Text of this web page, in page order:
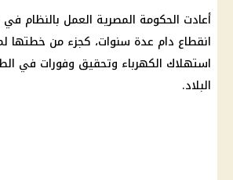
أعادت الحكومة المصرية
انقطاع دام عدة سنوات، كجزء من خطتها
استهلاك الكهرباء وتحقيق وفورات في
البلاد.